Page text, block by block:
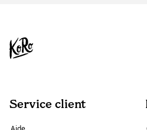
Service client